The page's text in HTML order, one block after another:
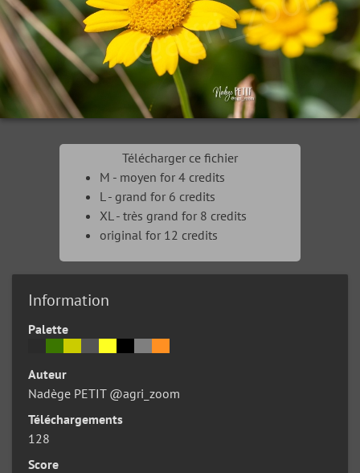
Télécharger ce fichier
M - moyen for 4 credits
L - grand for 6 credits
XL - très grand for 8 credits
original for 12 credits
Information
Palette
Auteur
Nadège PETIT @agri_zoom
Téléchargements
128
Score